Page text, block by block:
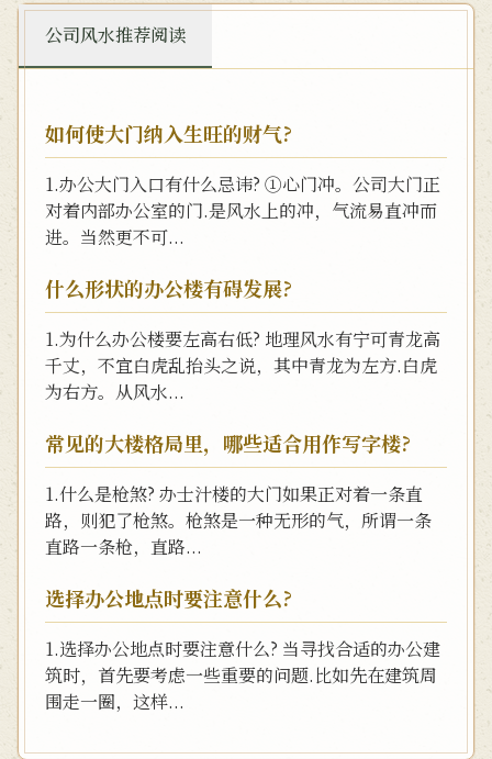
公司风水推荐阅读
如何使大门纳入生旺的财气?
1.办公大门入口有什么忌讳? ①心门冲。公司大门正
对着内部办公室的门.是风水上的冲，气流易直冲而
进。当然更不可...
什么形状的办公楼有碍发展?
1.为什么办公楼要左高右低? 地理风水有宁可青龙高
千丈，不宜白虎乱抬头之说，其中青龙为左方.白虎
为右方。从风水...
常见的大楼格局里，哪些适合用作写字楼?
1.什么是枪煞? 办士汁楼的大门如果正对着一条直
路，则犯了枪煞。枪煞是一种无形的气，所谓一条
直路一条枪，直路...
选择办公地点时要注意什么?
1.选择办公地点时要注意什么? 当寻找合适的办公建
筑时，首先要考虑一些重要的问题.比如先在建筑周
围走一圈，这样...